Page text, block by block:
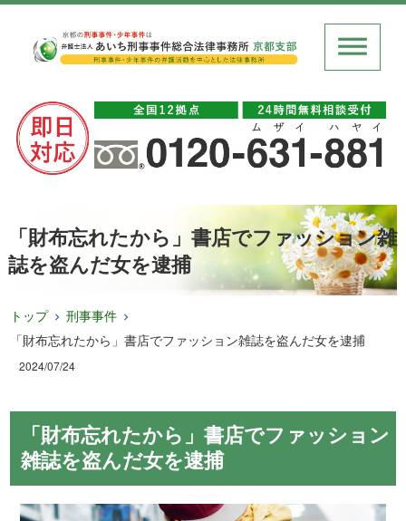
「財布忘れたから」書店でファッション雑
誌を盗んだ女を逮捕
トップ
刑事事件
「財布忘れたから」書店でファッション雑誌を盗んだ女を逮捕
2024/07/24
「財布忘れたから」書店でファッション
雑誌を盗んだ女を逮捕